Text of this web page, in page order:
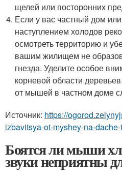
щелей или посторонних
Если у вас частный дом
наступлением холодов
осмотреть территорию и
вашим жилищем не
гнезда. Уделите особое
корневой области
от мышей в частном доме
Источник: https://
izbavitsya-ot-myshey-na-
Боятся ли мыши
звуки неприятны